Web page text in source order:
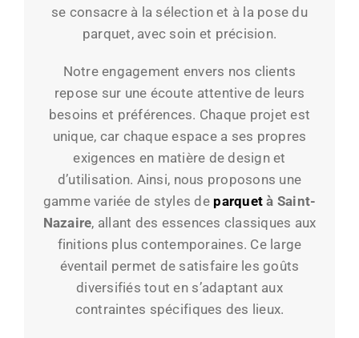
se consacre à la sélection et à la pose du
parquet, avec soin et précision.
Notre engagement envers nos clients
repose sur une écoute attentive de leurs
besoins et préférences. Chaque projet est
unique, car chaque espace a ses propres
exigences en matière de design et
d’utilisation. Ainsi, nous proposons une
gamme variée de styles de parquet à Saint-
Nazaire, allant des essences classiques aux
finitions plus contemporaines. Ce large
éventail permet de satisfaire les goûts
diversifiés tout en s’adaptant aux
contraintes spécifiques des lieux.